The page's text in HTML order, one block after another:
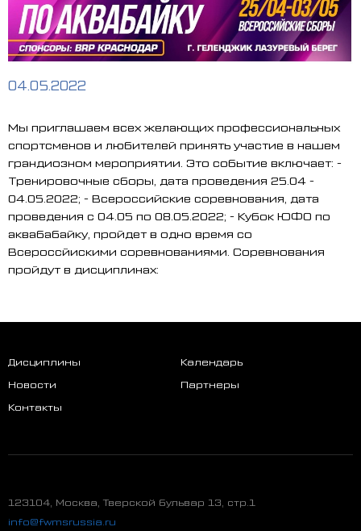
04.05.2022
Мы приглашаем всех желающих профессиональных
спортсменов и любителей принять участие в нашем
грандиозном мероприятии. Это событие включает: -
Тренировочные сборы, дата проведения 25.04 -
04.05.2022; - Всероссийские соревнования, дата
проведения с 04.05 по 08.05.2022; - Кубок ЮФО по
аквабабайку, пройдет в одно время со
Всероссйискими соревнованиями. Соревнования
пройдут в дисциплинах:
Дисциплины
Календарь
Новости
Партнеры
Контакты
123104, Москва, Тверской бульвар 13, стр.1
info@fwmsrussia.ru